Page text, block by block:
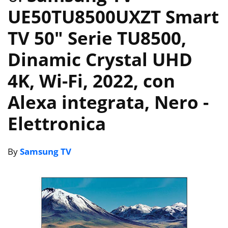
UE50TU8500UXZT Smart
TV 50″ Serie TU8500,
Dinamic Crystal UHD
4K, Wi-Fi, 2022, con
Alexa integrata, Nero -
Elettronica
BySamsung TV